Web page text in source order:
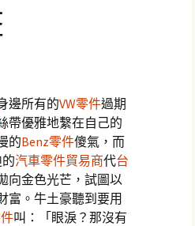
邊所有的VW零件過期
帶優雅地繫在自己的
的Benz零件傻氣，而
汽車零件貿易商代台
向金色光芒，試圖以
富。牛土豪聽到要用
叫：「眼淚？那沒有